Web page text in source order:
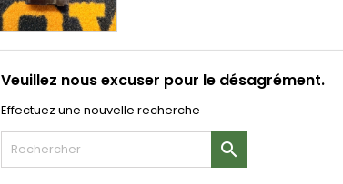
Veuillez nous excuser pour le désagrément.
Effectuez une nouvelle recherche
